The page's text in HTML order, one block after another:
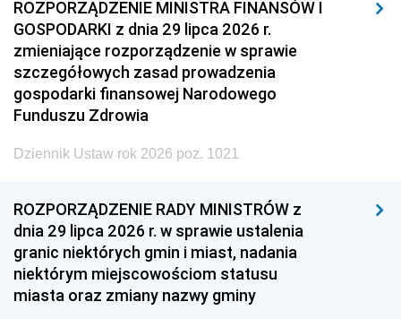
ROZPORZĄDZENIE MINISTRA FINANSÓW I
GOSPODARKI z dnia 29 lipca 2026 r.
zmieniające rozporządzenie w sprawie
szczegółowych zasad prowadzenia
gospodarki finansowej Narodowego
Funduszu Zdrowia
Dziennik Ustaw rok 2026 poz. 1021
ROZPORZĄDZENIE RADY MINISTRÓW z
dnia 29 lipca 2026 r. w sprawie ustalenia
granic niektórych gmin i miast, nadania
niektórym miejscowościom statusu
miasta oraz zmiany nazwy gminy